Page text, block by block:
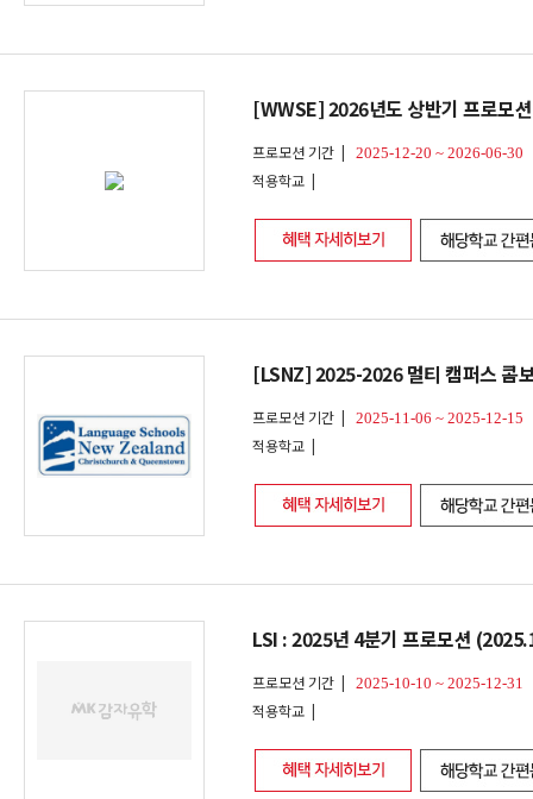
[WWSE] 2026년도 상반기 프로모
프로모션 기간 | 2025-12-20 ~ 2026-06-30
적용학교 |
[LSNZ] 2025-2026 멀티 캠퍼스 콤
프로모션 기간 | 2025-11-06 ~ 2025-12-15
적용학교 |
LSI : 2025년 4분기 프로모션
프로모션 기간 | 2025-10-10 ~ 2025-12-31
적용학교 |